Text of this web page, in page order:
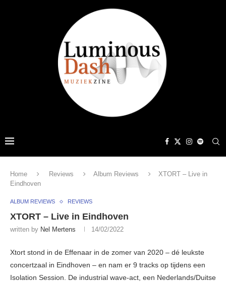
Home Reviews Album Reviews
XTORT – Live in
Eindhoven
ALBUM REVIEWS REVIEWS
XTORT – Live in Eindhoven
written by Nel Mertens 14/02/2022
Xtort stond in de Effenaar in de zomer van 2020 – dé leukste
concertzaal in Eindhoven – en nam er 9 tracks op tijdens een
Isolation Session. De industrial wave-act, een Nederlands/Duitse